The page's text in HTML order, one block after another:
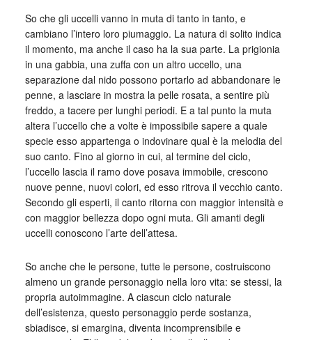
So che gli uccelli vanno in muta di tanto in tanto, e
cambiano l’intero loro piumaggio. La natura di solito indica
il momento, ma anche il caso ha la sua parte. La prigionia
in una gabbia, una zuffa con un altro uccello, una
separazione dal nido possono portarlo ad abbandonare le
penne, a lasciare in mostra la pelle rosata, a sentire più
freddo, a tacere per lunghi periodi. E a tal punto la muta
altera l’uccello che a volte è impossibile sapere a quale
specie esso appartenga o indovinare qual è la melodia del
suo canto. Fino al giorno in cui, al termine del ciclo,
l’uccello lascia il ramo dove posava immobile, crescono
nuove penne, nuovi colori, ed esso ritrova il vecchio canto.
Secondo gli esperti, il canto ritorna con maggior intensità e
con maggior bellezza dopo ogni muta. Gli amanti degli
uccelli conoscono l’arte dell’attesa.
So anche che le persone, tutte le persone, costruiscono
almeno un grande personaggio nella loro vita: se stessi, la
propria autoimmagine. A ciascun ciclo naturale
dell’esistenza, questo personaggio perde sostanza,
sbiadisce, si emargina, diventa incomprensibile e